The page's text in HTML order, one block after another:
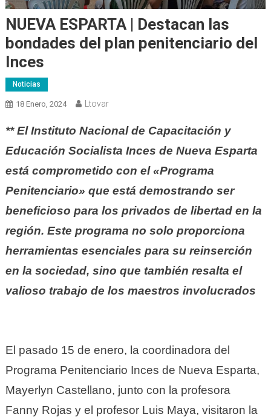
NUEVA ESPARTA | Destacan las
bondades del plan penitenciario del
Inces
Noticias
18 Enero, 2024 Ltovar
** El Instituto Nacional de Capacitación y
Educación Socialista Inces de Nueva Esparta
está comprometido con el «Programa
Penitenciario» que está demostrando ser
beneficioso para los privados de libertad en la
región. Este programa no solo proporciona
herramientas esenciales para su reinserción
en la sociedad, sino que también resalta el
valioso trabajo de los maestros involucrados
El pasado 15 de enero, la coordinadora del
Programa Penitenciario Inces de Nueva Esparta,
Mayerlyn Castellano, junto con la profesora
Fanny Rojas y el profesor Luis Maya, visitaron la